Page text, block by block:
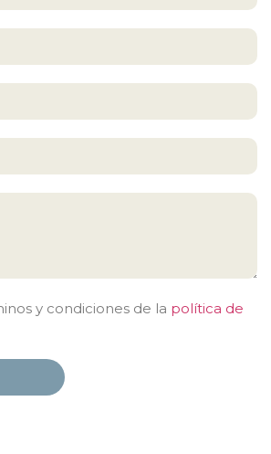
y condiciones de la política de